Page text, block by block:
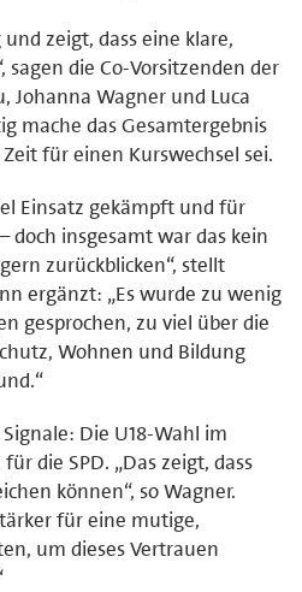
zeigt, dass eine klare,
sagen die Co-Vorsitzenden der
Johanna Wagner und Luca
mache das Gesamtergebnis
für einen Kurswechsel sei.
Einsatz gekämpft und für
doch insgesamt war das kein
zurückblicken“, stellt
ergänzt: „Es wurde zu wenig
gesprochen, zu viel über die
Wohnen und Bildung
Die U18-Wahl im
die SPD. „Das zeigt, dass
können“, so Wagner.
für eine mutige,
um dieses Vertrauen